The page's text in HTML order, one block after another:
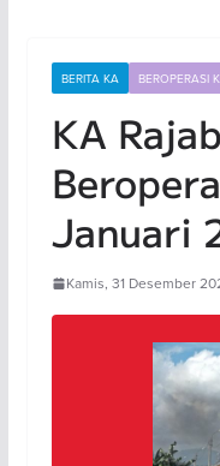
BERITA KA BEROPERASI
KA
Januari
Kamis, 31 Desember